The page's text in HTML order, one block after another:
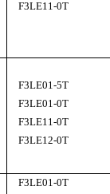
F3LE11-0T
F3LE01-5T
F3LE01-0T
F3LE11-0T
F3LE12-0T
F3LE01-0T